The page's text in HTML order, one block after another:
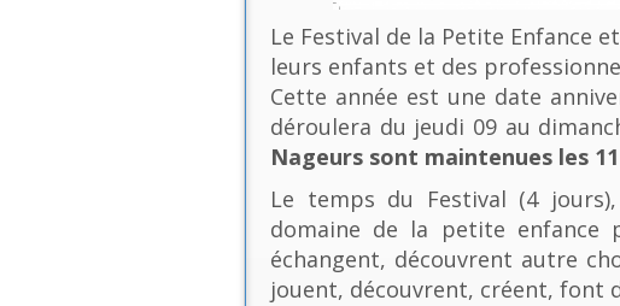
Le Festival de la Petite Enfance
leurs enfants et des
Cette année est une date
déroulera du jeudi 09 au
Nageurs sont maintenues les
Le temps du Festival (4
domaine de la petite enfance
échangent, découvrent autre
jouent, découvrent, créent, font